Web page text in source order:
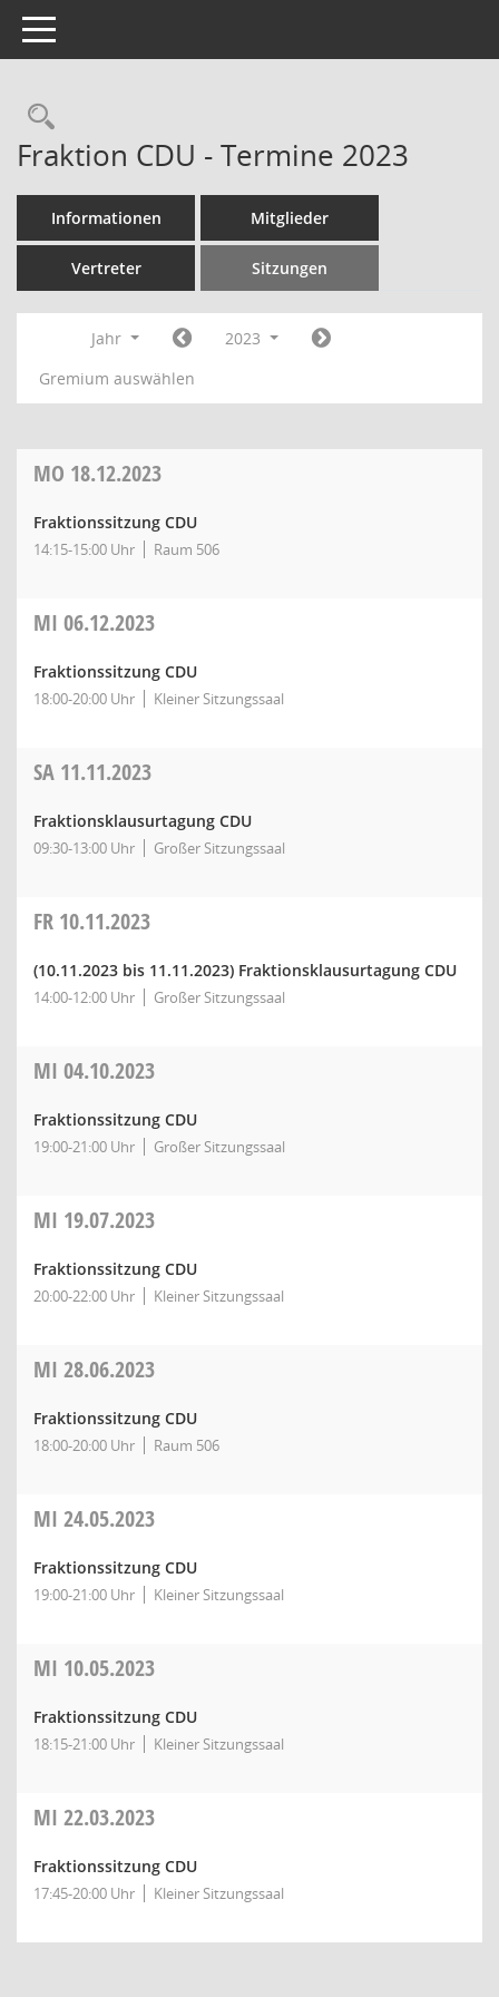
Toggle navigation
Rechercheauswahl
Fraktion CDU - Termine 2023
Informationen Mitglieder
Vertreter Sitzungen
Jahr
2023
Gremium auswählen
MO 18.12.2023
Fraktionssitzung CDU
14:15-15:00 Uhr Raum 506
MI 06.12.2023
Fraktionssitzung CDU
18:00-20:00 Uhr Kleiner Sitzungssaal
SA 11.11.2023
Fraktionsklausurtagung CDU
09:30-13:00 Uhr Großer Sitzungssaal
FR 10.11.2023
(10.11.2023 bis 11.11.2023) Fraktionsklausurtagung CDU
14:00-12:00 Uhr Großer Sitzungssaal
MI 04.10.2023
Fraktionssitzung CDU
19:00-21:00 Uhr Großer Sitzungssaal
MI 19.07.2023
Fraktionssitzung CDU
20:00-22:00 Uhr Kleiner Sitzungssaal
MI 28.06.2023
Fraktionssitzung CDU
18:00-20:00 Uhr Raum 506
MI 24.05.2023
Fraktionssitzung CDU
19:00-21:00 Uhr Kleiner Sitzungssaal
MI 10.05.2023
Fraktionssitzung CDU
18:15-21:00 Uhr Kleiner Sitzungssaal
MI 22.03.2023
Fraktionssitzung CDU
17:45-20:00 Uhr Kleiner Sitzungssaal